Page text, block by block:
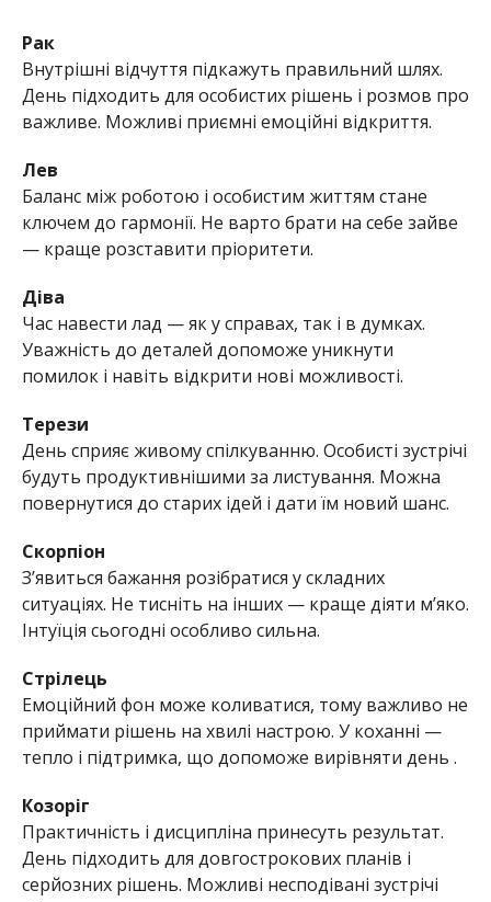
Рак
Внутрішні відчуття підкажуть правильний шлях.
День підходить для особистих рішень і розмов про
важливе. Можливі приємні емоційні відкриття.
Лев
Баланс між роботою і особистим життям стане
ключем до гармонії. Не варто брати на себе зайве
— краще розставити пріоритети.
Діва
Час навести лад — як у справах, так і в думках.
Уважність до деталей допоможе уникнути
помилок і навіть відкрити нові можливості.
Терези
День сприяє живому спілкуванню. Особисті зустрічі
будуть продуктивнішими за листування. Можна
повернутися до старих ідей і дати їм новий шанс.
Скорпіон
З’явиться бажання розібратися у складних
ситуаціях. Не тисніть на інших — краще діяти м’яко.
Інтуїція сьогодні особливо сильна.
Стрілець
Емоційний фон може коливатися, тому важливо не
приймати рішень на хвилі настрою. У коханні —
тепло і підтримка, що допоможе вирівняти день .
Козоріг
Практичність і дисципліна принесуть результат.
День підходить для довгострокових планів і
серйозних рішень. Можливі несподівані зустрічі